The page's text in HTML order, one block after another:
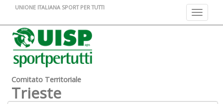
Toggle
UNIONE ITALIANA SPORT PER TUTTI
Comitato Territoriale
Trieste